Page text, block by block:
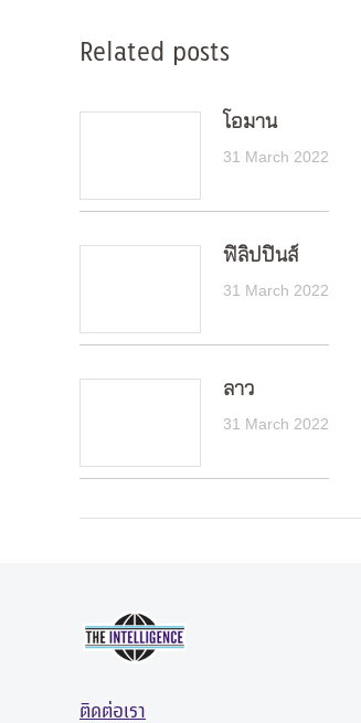
Related posts
โอมาน
31 March 2022
ฟิลิปปินส์
31 March 2022
ลาว
31 March 2022
ติดต่อเรา